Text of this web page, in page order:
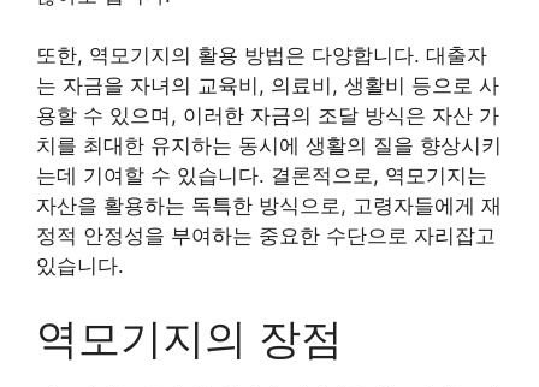
또한, 역모기지의 활용 방법은 다양합니다. 대출자
는 자금을 자녀의 교육비, 의료비, 생활비 등으로 사
용할 수 있으며, 이러한 자금의 조달 방식은 자산 가
치를 최대한 유지하는 동시에 생활의 질을 향상시키
는데 기여할 수 있습니다. 결론적으로, 역모기지는
자산을 활용하는 독특한 방식으로, 고령자들에게 재
정적 안정성을 부여하는 중요한 수단으로 자리잡고
있습니다.
역모기지의 장점